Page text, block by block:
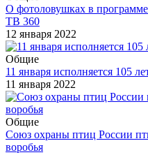
О фотоловушках в
ТВ 360
12 января 2022
Общие
11 января исполняется 105
11 января 2022
Общие
Союз охраны птиц России
воробья